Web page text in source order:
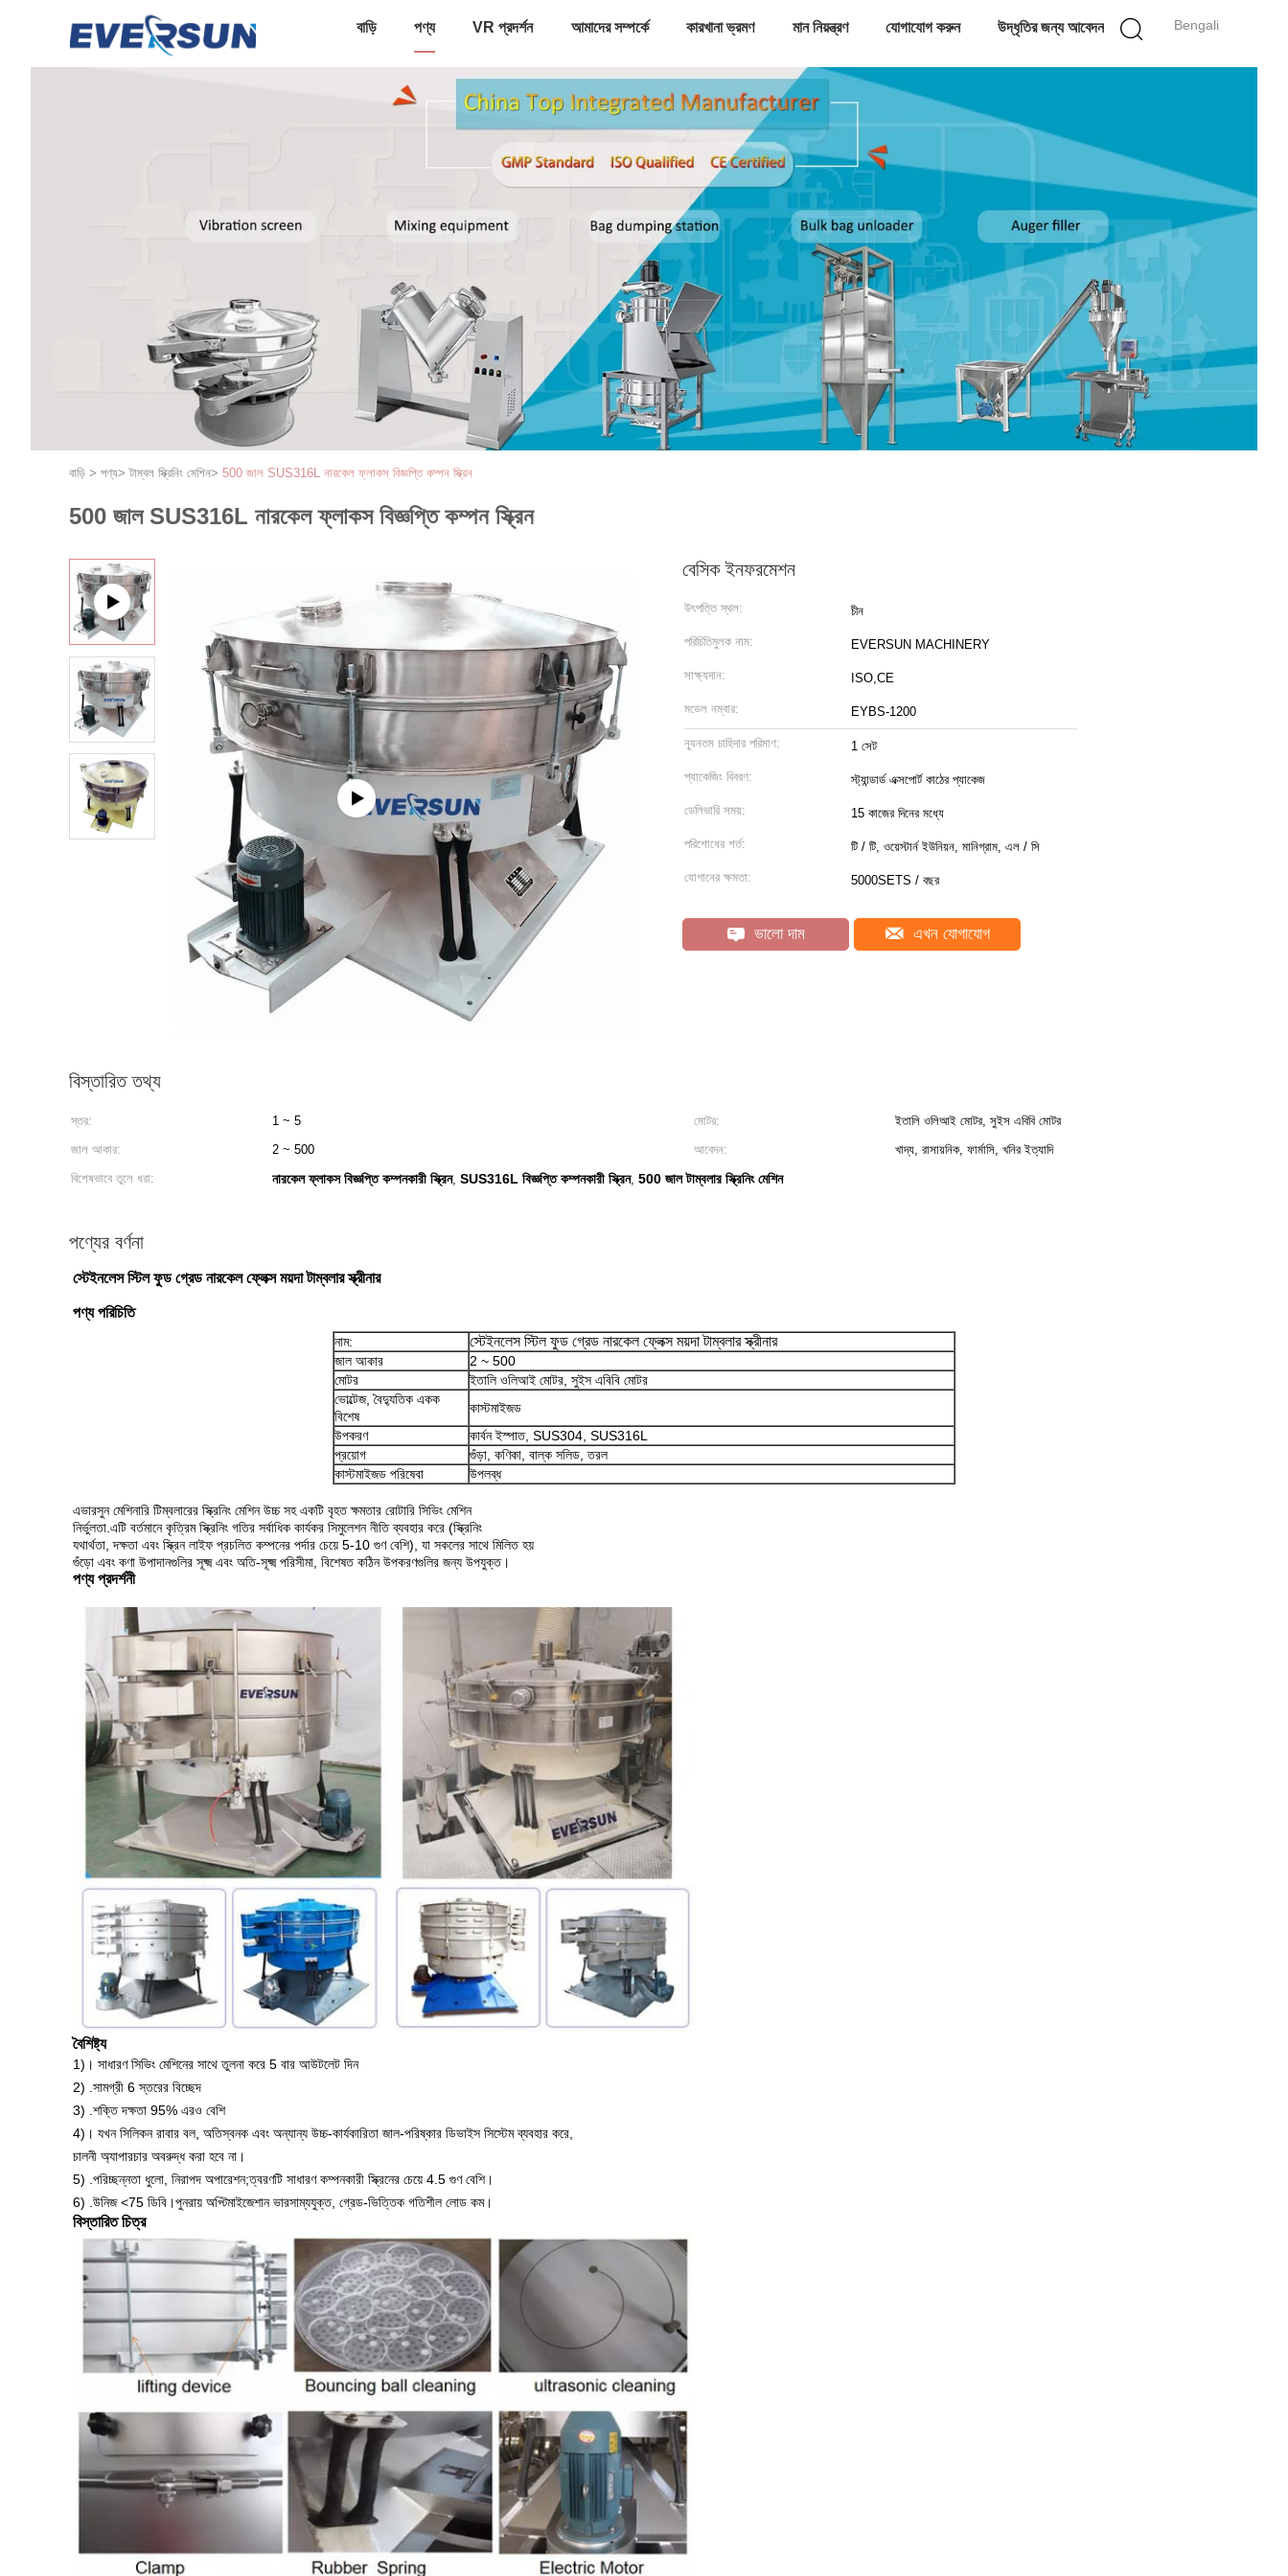
Bengali
বাড়ি পণ্য VR প্রদর্শন আমাদের সম্পর্কে কারখানা ভ্রমণ মান নিয়ন্ত্রণ যোগাযোগ করুন উদ্ধৃতির জন্য আবেদন
বাড়ি > পণ্য>টাম্বল স্ক্রিনিং মেশিন> 500 জাল SUS316L নারকেল ফ্লাকস বিজ্ঞপ্তি কম্পন স্ক্রিন
500 জাল SUS316L নারকেল ফ্লাকস বিজ্ঞপ্তি কম্পন স্ক্রিন
বেসিক ইনফরমেশন
উৎপত্তি স্থল: চীন
পরিচিতিমুলক নাম: EVERSUN MACHINERY
সাক্ষ্যদান: ISO,CE
মডেল নম্বার: EYBS-1200
ন্যূনতম চাহিদার পরিমাণ: 1 সেট
প্যাকেজিং বিবরণ: স্ট্যান্ডার্ড এক্সপোর্ট কাঠের প্যাকেজ
ডেলিভারি সময়: 15 কাজের দিনের মধ্যে
পরিশোধের শর্ত: টি / টি, ওয়েস্টার্ন ইউনিয়ন, মানিগ্রাম, এল / সি
যোগানের ক্ষমতা: 5000SETS / বছর
ভালো দাম এখন যোগাযোগ
বিস্তারিত তথ্য
স্তর: 1 ~ 5 মোটর:
ইতালি ওলিআই মোটর, সুইস এবিবি মোটর
জাল আকার:
2 ~ 500 আবেদন:
খাদ্য, রাসায়নিক, ফার্মাসি, খনির ইত্যাদি
বিশেষভাবে তুলে ধরা:
নারকেল ফ্লাকস বিজ্ঞপ্তি কম্পনকারী স্ক্রিন, SUS316L বিজ্ঞপ্তি কম্পনকারী স্ক্রিন, 500 জাল টাম্বলার স্ক্রিনিং মেশিন
পণ্যের বর্ণনা
স্টেইনলেস স্টিল ফুড গ্রেড নারকেল ফ্লেক্স ময়দা টাম্বলার স্ক্রীনার
পণ্য পরিচিতি
নাম: স্টেইনলেস স্টিল ফুড গ্রেড নারকেল ফ্লেক্স ময়দা টাম্বলার স্ক্রীনার
জাল আকার
2 ~ 500
মোটর
ইতালি ওলিআই মোটর, সুইস এবিবি মোটর
ভোল্টেজ, বৈদ্যুতিক একক
বিশেষ
কাস্টমাইজড
উপকরণ
কার্বন ইস্পাত, SUS304, SUS316L
প্রয়োগ
গুঁড়া, কণিকা, বাল্ক সলিড, তরল
কাস্টমাইজড পরিষেবা
উপলব্ধ
এভারসুন মেশিনারি টিম্বলারের স্ক্রিনিং মেশিন উচ্চ সহ একটি বৃহত ক্ষমতার রোটারি সিভিং মেশিন
নির্ভুলতা.এটি বর্তমানে কৃত্রিম স্ক্রিনিং গতির সর্বাধিক কার্যকর সিমুলেশন নীতি ব্যবহার করে (স্ক্রিনিং
যথার্থতা, দক্ষতা এবং স্ক্রিন লাইফ প্রচলিত কম্পনের পর্দার চেয়ে 5-10 গুণ বেশি), যা সকলের সাথে মিলিত হয়
গুঁড়ো এবং কণা উপাদানগুলির সূক্ষ্ম এবং অতি-সূক্ষ্ম পরিসীমা, বিশেষত কঠিন উপকরণগুলির জন্য উপযুক্ত।
পণ্য প্রদর্শনী
বৈশিষ্ট্য
1)। সাধারণ সিভিং মেশিনের সাথে তুলনা করে 5 বার আউটলেট দিন
2) .সামগ্রী 6 স্তরের বিচ্ছেদ
3) .শক্তি দক্ষতা 95% এরও বেশি
4)। যখন সিলিকন রাবার বল, অতিস্বনক এবং অন্যান্য উচ্চ-কার্যকারিতা জাল-পরিষ্কার ডিভাইস সিস্টেম ব্যবহার করে,
চালনী অ্যাপারচার অবরুদ্ধ করা হবে না।
5) .পরিচ্ছন্নতা ধুলো, নিরাপদ অপারেশন;ত্বরণটি সাধারণ কম্পনকারী স্ক্রিনের চেয়ে 4.5 গুণ বেশি।
6) .উনিজ <75 ডিবি।পুনরায় অপ্টিমাইজেশান ভারসাম্যযুক্ত, গ্রেড-ভিত্তিক গতিশীল লোড কম।
বিস্তারিত চিত্র